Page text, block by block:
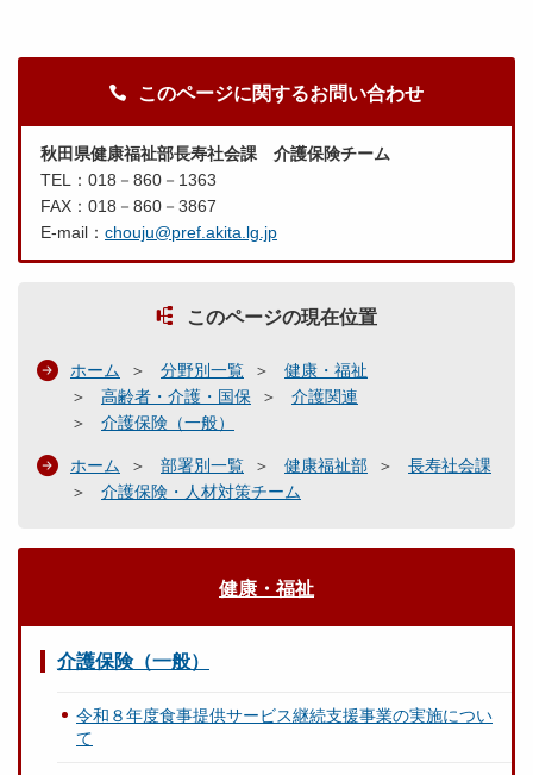
このページに関するお問い合わせ
秋田県健康福祉部長寿社会課 介護保険チーム
TEL：018－860－1363
FAX：018－860－3867
E-mail： chouju@pref.akita.lg.jp
このページの現在位置
ホーム 分野別一覧
健康・福祉
高齢者・介護・国保
介護関連
介護保険（一般）
ホーム 部署別一覧 健康福祉部
長寿社会課
介護保険・人材対策チーム
健康・福祉
介護保険（一般）
令和８年度食事提供サービス継続支援事業の実施につい
て